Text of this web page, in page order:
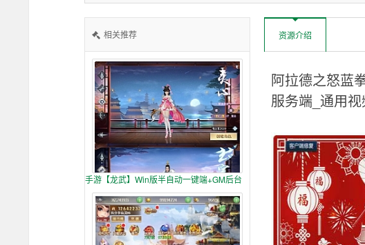
资源介绍
阿拉德之怒蓝
服务端_通用
相关推荐
手游【龙武】Win版半自动一键端+GM后台